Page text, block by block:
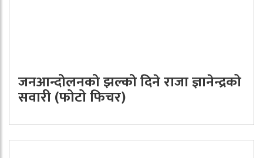
जनआन्दोलनको झल्को दिने राजा ज्ञानेन्द्रको
सवारी (फोटो फिचर)